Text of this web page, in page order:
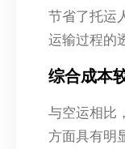
节省了托运
运输过程的
综合成本
与空运相比
方面具有明